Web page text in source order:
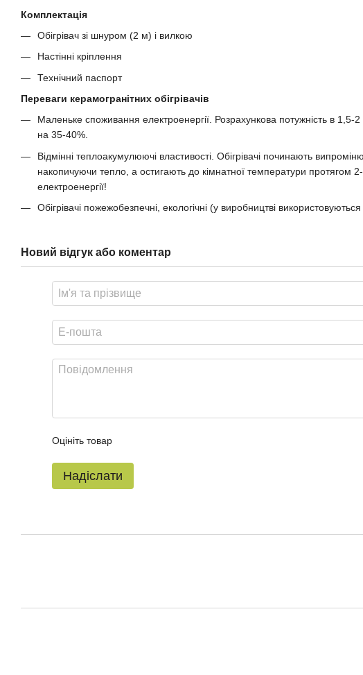
Комплектація
Обігрівач зі шнуром (2 м) і вилкою
Настінні кріплення
Технічний паспорт
Переваги керамогранітних обігрівачів
Маленьке споживання електроенергії. Розрахункова потужність в 1,5-
на 35-40%.
Відмінні теплоакумулюючі властивості. Обігрівачі починають
накопичуючи тепло, а остигають до кімнатної температури протягом
електроенергії!
Обігрівачі пожежобезпечні, екологічні (у виробництві
Новий відгук або коментар
Оцініть товар
Надіслати